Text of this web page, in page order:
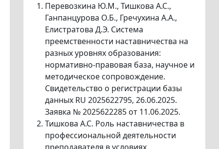
Перевозкина Ю.М., Тишкова А.С.,
Ганпанцурова О.Б., Гречухина А.А.,
Елистратова Д.Э. Система
преемственности наставничества на
разных уровнях образования:
нормативно-правовая база, научное и
методическое сопровождение.
Свидетельство о регистрации базы
данных RU 2025622795, 26.06.2025.
Заявка № 2025622285 от 11.06.2025.
Тишкова А.С. Роль наставничества в
профессиональной деятельности